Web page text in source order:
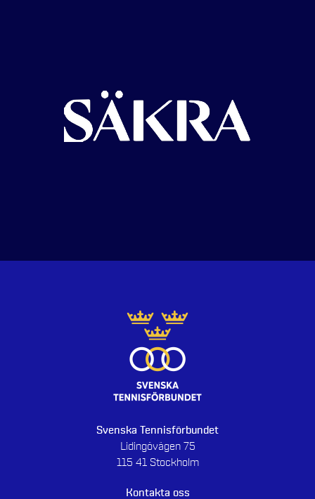
Svenska Tennisförbundet
Lidingövägen 75
115 41 Stockholm
Kontakta oss